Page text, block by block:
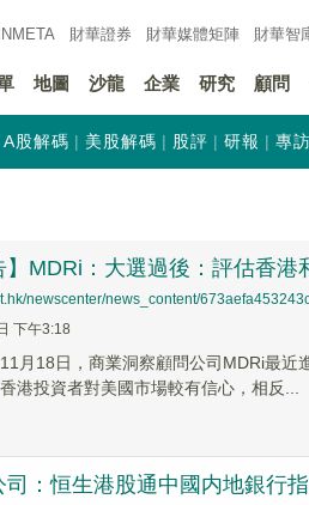
財華證券 財華媒體矩陣 財華智
地圖 沙龍 企業 研究 顧問
A股解碼 美股解碼 股評 研報 專訪
】MDRi：大選過後：評估香
newscenter/news_content/
下午3:18
11月18日，商業洞察顧問公司MDRi最
港投資者對美國市場較有信心，相反...
司：恒生港股通中國内地銀行